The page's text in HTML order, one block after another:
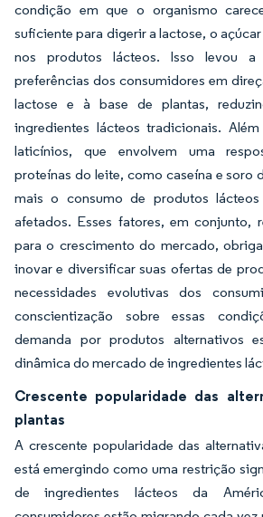
condição em que o organismo
suficiente para digerir a lactose, o
nos produtos lácteos. Isso levou a
preferências dos consumidores em
lactose e à base de plantas,
ingredientes lácteos tradicionais.
laticínios, que envolvem uma
proteínas do leite, como caseína e soro
mais o consumo de produtos
afetados. Esses fatores, em conjunto,
para o crescimento do mercado,
inovar e diversificar suas ofertas de
necessidades evolutivas dos
conscientização sobre essas
demanda por produtos alternativos
dinâmica do mercado de ingredientes
Crescente popularidade das
plantas
A crescente popularidade das
está emergindo como uma restrição
de ingredientes lácteos da